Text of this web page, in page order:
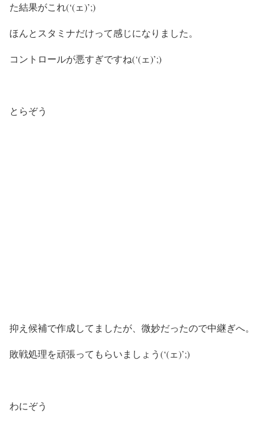
た結果がこれ(‘(ェ)’;)
ほんとスタミナだけって感じになりました。
コントロールが悪すぎですね(‘(ェ)’;)
とらぞう
抑え候補で作成してましたが、微妙だったので中継ぎへ。
敗戦処理を頑張ってもらいましょう(‘(ェ)’;)
わにぞう